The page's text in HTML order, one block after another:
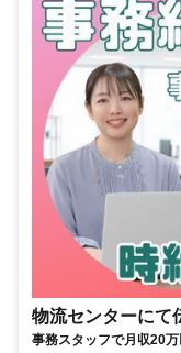
物流センターにて
事務スタッフで月収20